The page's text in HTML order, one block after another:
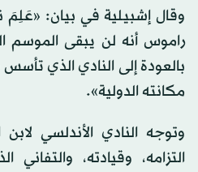
وقال إشبيلية في بيان:
راموس أنه لن يبقى الموسم
بالعودة إلى النادي الذي
مكانته الدولية».
التزامه، وقيادته،